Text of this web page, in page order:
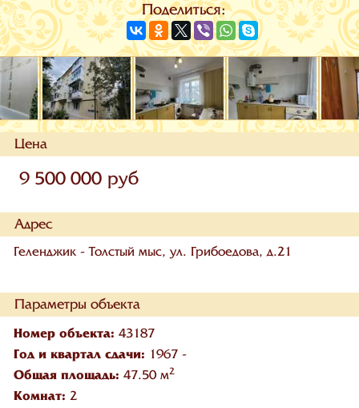
Поделиться:
Цена
9 500 000 руб
Адрес
Геленджик - Толстый мыс, ул. Грибоедова, д.21
Параметры объекта
Номер объекта: 43187
Год и квартал сдачи: 1967 -
Общая площадь: 47.50 м2
Комнат: 2